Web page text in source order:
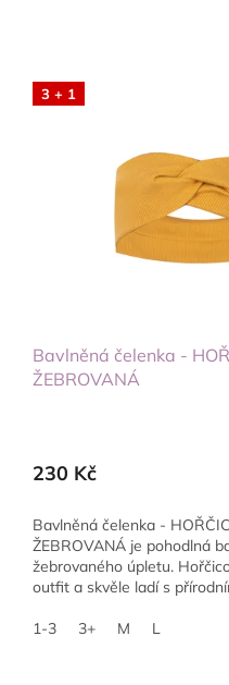
3 + 1
Bavlněná čelenka -
ŽEBROVANÁ
230 Kč
Bavlněná čelenka -
ŽEBROVANÁ je pohodlná
žebrovaného úpletu.
outfit a skvěle ladí s
1-3
3+ M L